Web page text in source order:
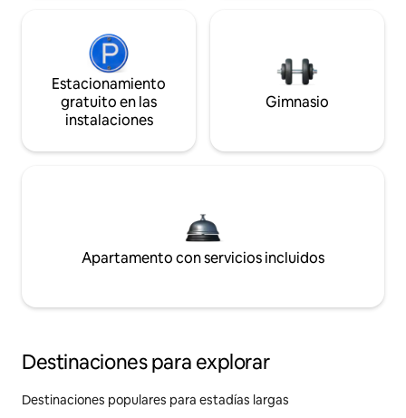
Estacionamiento
gratuito en las
instalaciones
Gimnasio
Apartamento con servicios incluidos
Destinaciones para explorar
Destinaciones populares para estadías largas